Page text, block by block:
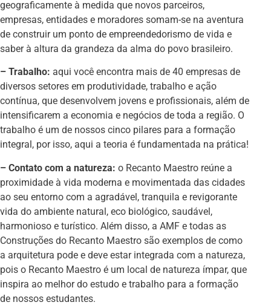
geograficamente à medida que novos parceiros,
empresas, entidades e moradores somam-se na aventura
de construir um ponto de empreendedorismo de vida e
saber à altura da grandeza da alma do povo brasileiro.
– Trabalho: aqui você encontra mais de 40 empresas de
diversos setores em produtividade, trabalho e ação
contínua, que desenvolvem jovens e profissionais, além de
intensificarem a economia e negócios de toda a região. O
trabalho é um de nossos cinco pilares para a formação
integral, por isso, aqui a teoria é fundamentada na prática!
– Contato com a natureza: o Recanto Maestro reúne a
proximidade à vida moderna e movimentada das cidades
ao seu entorno com a agradável, tranquila e revigorante
vida do ambiente natural, eco biológico, saudável,
harmonioso e turístico. Além disso, a AMF e todas as
Construções do Recanto Maestro são exemplos de como
a arquitetura pode e deve estar integrada com a natureza,
pois o Recanto Maestro é um local de natureza ímpar, que
inspira ao melhor do estudo e trabalho para a formação
de nossos estudantes.